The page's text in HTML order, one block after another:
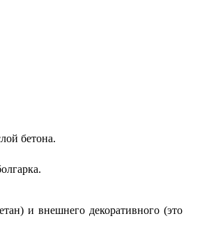
бетона.
и внешнего декоративного (это